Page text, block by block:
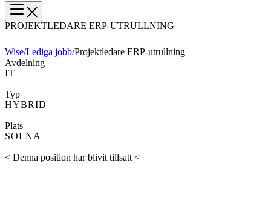
PROJEKTLEDARE ERP-UTRULLNING
Wise/Lediga jobb/Projektledare ERP-utrullning
Avdelning
IT
Typ
HYBRID
Plats
SOLNA
< Denna position har blivit tillsatt <